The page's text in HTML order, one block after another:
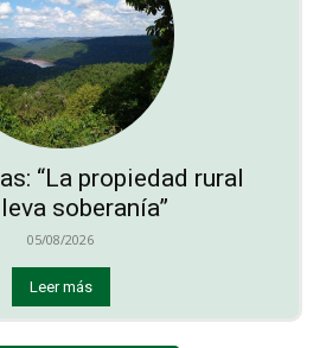
“La propiedad rural
soberanía”
05/08/2026
Leer más